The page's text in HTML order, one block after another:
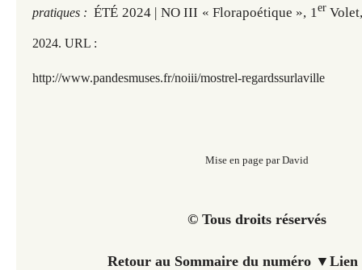
pratiques : ÉTÉ 2024 | NO III « Florapoétique », 1er
2024. URL :
http://www.pandesmuses.fr/noiii/mostrel-regardssurlaville
Mise en page par David
© Tous droits réservés
Retour au Sommaire du numéro ▼ Lien